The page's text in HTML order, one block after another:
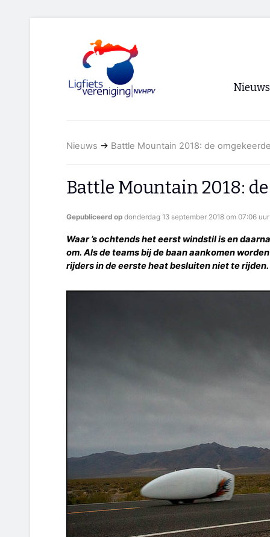
Nieuws
RSS
Nieuws → Battle Mountain 2018: de
Battle Mountain 2018:
Gepubliceerd op donderdag 13 september 2018 om 07:06 uur
Waar ’s ochtends het eerst windstil is en
om. Als de teams bij de baan aankomen
rijders in de eerste heat besluiten niet te rijden.